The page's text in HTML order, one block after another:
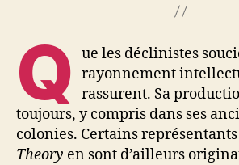
a
Q ue les déclinistes
rayonnement
rassurent. Sa
toujours, y compris dans ses
colonies. Certains
Theory en sont d’ailleurs